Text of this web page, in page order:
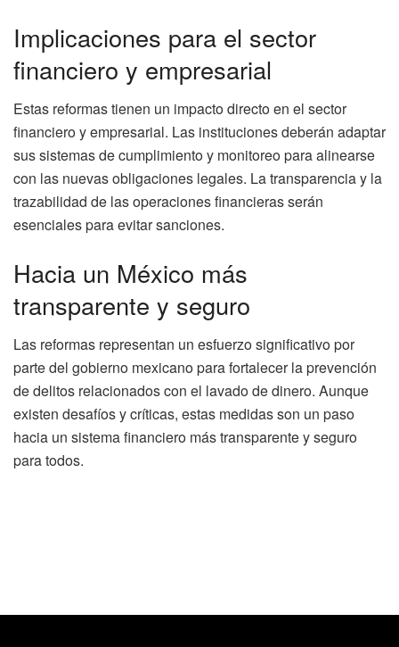
Implicaciones para el sector
financiero y empresarial
Estas reformas tienen un impacto directo en el sector
financiero y empresarial. Las instituciones deberán adaptar
sus sistemas de cumplimiento y monitoreo para alinearse
con las nuevas obligaciones legales. La transparencia y la
trazabilidad de las operaciones financieras serán
esenciales para evitar sanciones.
Hacia un México más
transparente y seguro
Las reformas representan un esfuerzo significativo por
parte del gobierno mexicano para fortalecer la prevención
de delitos relacionados con el lavado de dinero. Aunque
existen desafíos y críticas, estas medidas son un paso
hacia un sistema financiero más transparente y seguro
para todos.